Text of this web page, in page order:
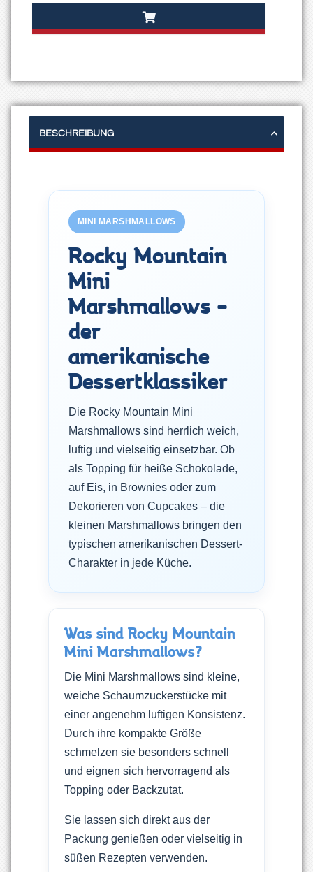
BESCHREIBUNG
MINI MARSHMALLOWS
Rocky Mountain
Mini
Marshmallows –
der
amerikanische
Dessertklassiker
Die Rocky Mountain Mini
Marshmallows sind herrlich weich,
luftig und vielseitig einsetzbar. Ob
als Topping für heiße Schokolade,
auf Eis, in Brownies oder zum
Dekorieren von Cupcakes – die
kleinen Marshmallows bringen den
typischen amerikanischen Dessert-
Charakter in jede Küche.
Was sind Rocky Mountain
Mini Marshmallows?
Die Mini Marshmallows sind kleine,
weiche Schaumzuckerstücke mit
einer angenehm luftigen Konsistenz.
Durch ihre kompakte Größe
schmelzen sie besonders schnell
und eignen sich hervorragend als
Topping oder Backzutat.
Sie lassen sich direkt aus der
Packung genießen oder vielseitig in
süßen Rezepten verwenden.